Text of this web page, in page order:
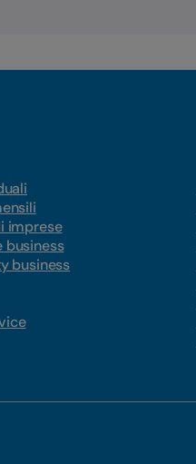
imprese
business
business